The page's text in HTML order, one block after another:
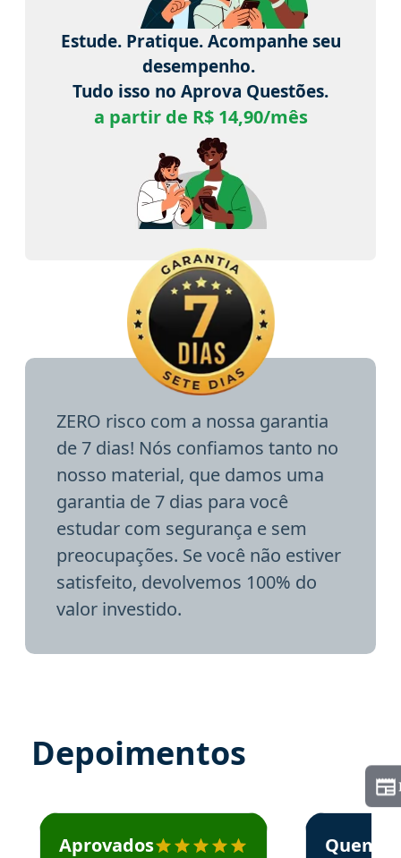
Estude. Pratique. Acompanhe seu
desempenho.
Tudo isso no Aprova Questões.
a partir de R$ 14,90/mês
ZERO risco com a nossa garantia
de 7 dias! Nós confiamos tanto no
nosso material, que damos uma
garantia de 7 dias para você
estudar com segurança e sem
preocupações. Se você não estiver
satisfeito, devolvemos 100% do
valor investido.
Depoimentos
Estudante José recomenda o Aprova Concursos em
Aprovados
Estudante
Quem